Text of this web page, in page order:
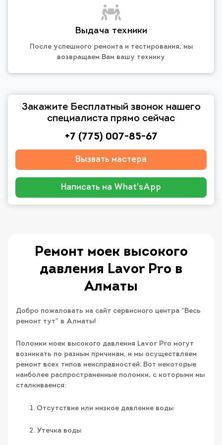
Выдача техники
После успешного ремонта и тестирования, мы
возвращаем Вам вашу технику
Закажите Бесплатный звонок нашего
специалиста прямо сейчас
+7 (775) 007-85-67
Вызвать мастера
Написать на What'sApp
Ремонт моек высокого
давления Lavor Pro​ в
Алматы
Добро пожаловать на сайт сервисного центра “Весь
ремонт тут” в Алматы!
Поломки моек высокого давления Lavor Pro могут
возникать по разным причинам, и мы осуществляем
ремонт всех типов неисправностей. Вот некоторые
наиболее распространенные поломки, с которыми мы
сталкиваемся:
Отсутствие или низкое давление воды
Утечка воды